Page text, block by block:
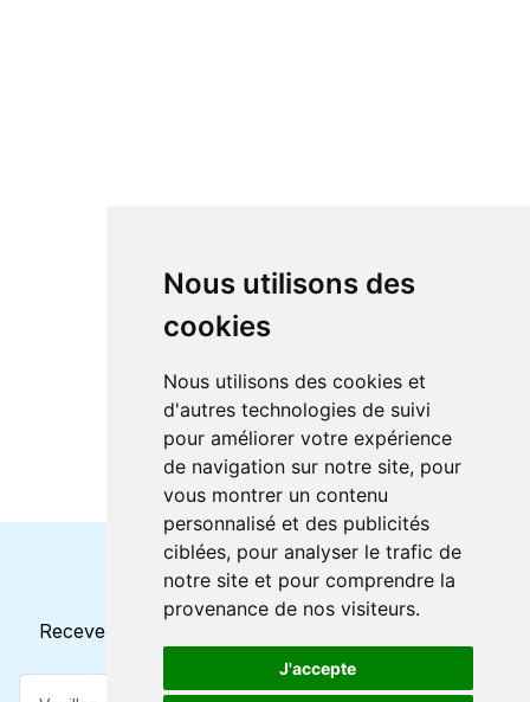
Nous utilisons des
cookies
Nous utilisons des cookies et
d'autres technologies de suivi
pour améliorer votre expérience
de navigation sur notre site, pour
vous montrer un contenu
personnalisé et des publicités
ciblées, pour analyser le trafic de
notre site et pour comprendre la
provenance de nos visiteurs.
J'accepte
Horaires et offres actuels
Recevez toutes les mises à jour dans votre e-mail